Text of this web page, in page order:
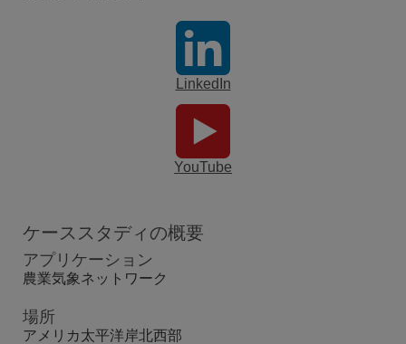
LinkedIn
YouTube
ケーススタディの概要
アプリケーション
農業気象ネットワーク
場所
アメリカ太平洋岸北西部